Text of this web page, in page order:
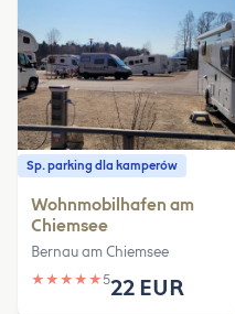
Sp. parking dla kamperów
Wohnmobilhafen am
Chiemsee
Bernau am Chiemsee
★ ★ ★ ★ ★522 EUR